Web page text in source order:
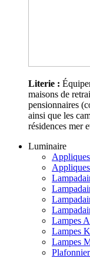
Literie :
maisons de
pensionnaires
ainsi que les
résidences mer
Luminaire
Lampes
Lampes
Lampes